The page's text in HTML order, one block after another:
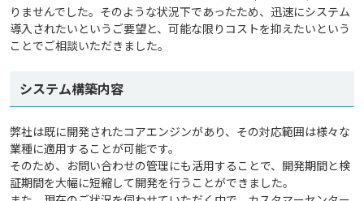
りませんでした。そのような状況下であったため、迅速にシステム
導入されたいというご要望と、可能な限りコストを抑えたいという
ことでご相談いただきました。
システム構築内容
弊社は既に開発されたコアエンジンがあり、その対応範囲は様々な
業種に適用することが可能です。
そのため、お問い合わせの管理にも活用することで、開発期間と検
証期間を大幅に短縮して開発を行うことができました。